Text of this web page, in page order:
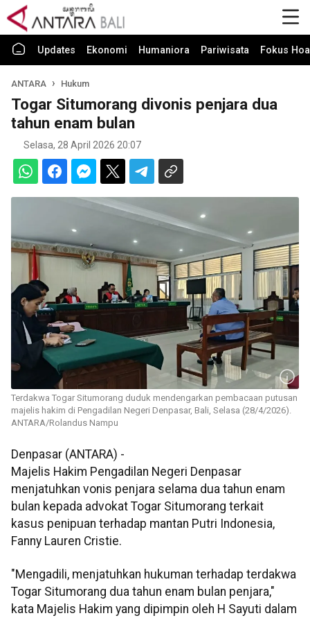
Updates Ekonomi Humaniora Pariwisata Fokus
ANTARA Hukum
Togar Situmorang divonis penjara dua
tahun enam bulan
Selasa, 28 April 2026 20:07
Terdakwa Togar Situmorang duduk mendengarkan pembacaan putusan
majelis hakim di Pengadilan Negeri Denpasar, Bali, Selasa (28/4/2026).
ANTARA/Rolandus Nampu
Denpasar (ANTARA) -
Majelis Hakim Pengadilan Negeri Denpasar
menjatuhkan vonis penjara selama dua tahun enam
bulan kepada advokat Togar Situmorang terkait
kasus penipuan terhadap mantan Putri Indonesia,
Fanny Lauren Cristie.
"Mengadili, menjatuhkan hukuman terhadap terdakwa
Togar Situmorang dua tahun enam bulan penjara,"
kata Majelis Hakim yang dipimpin oleh H Sayuti dalam